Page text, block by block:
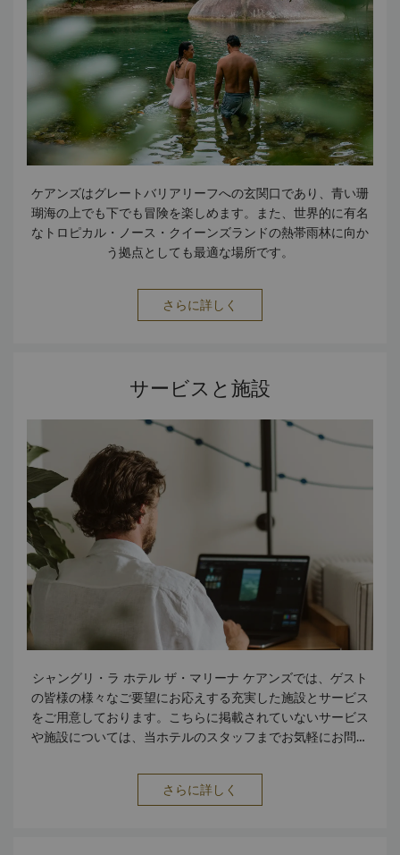
ケアンズはグレートバリアリーフへの玄関口であり、青い珊
瑚海の上でも下でも冒険を楽しめます。また、世界的に有名
なトロピカル・ノース・クイーンズランドの熱帯雨林に向か
う拠点としても最適な場所です。
さらに詳しく
サービスと施設
シャングリ・ラ ホテル ザ・マリーナ ケアンズでは、ゲスト
の皆様の様々なご要望にお応えする充実した施設とサービス
をご用意しております。こちらに掲載されていないサービス
や施設については、当ホテルのスタッフまでお気軽にお問合
バリアフリー施設 禁煙ルーム 駐車場 フロントのセーフティ
ボックス アーリーアライバルエリア サービス インターネ
さらに詳しく